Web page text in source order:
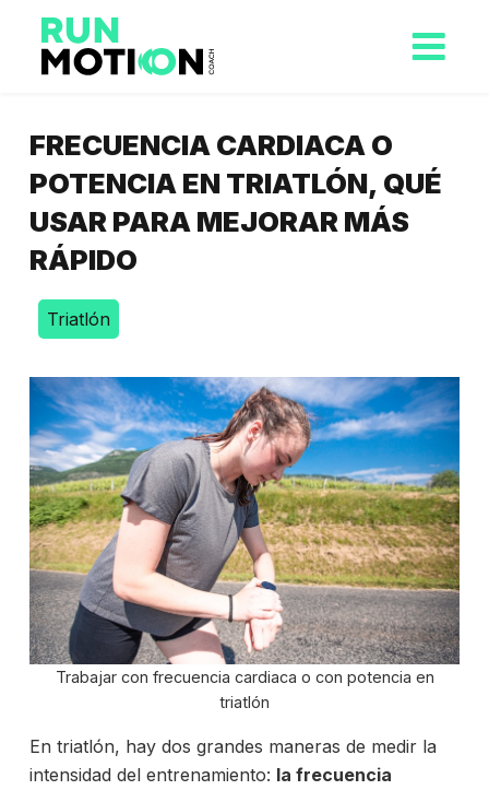
FRECUENCIA CARDIACA O
POTENCIA EN TRIATLÓN, QUÉ
USAR PARA MEJORAR MÁS
RÁPIDO
Triatlón
Trabajar con frecuencia cardiaca o con potencia en
triatlón
En triatlón, hay dos grandes maneras de medir la
intensidad del entrenamiento: la frecuencia